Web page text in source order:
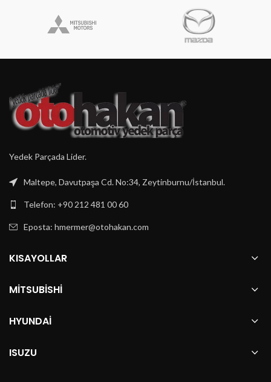
Yedek Parçada Lider.
Maltepe, Davutpaşa Cd. No:34, Zeytinburnu/İstanbul.
Telefon: +90 212 481 00 60
Eposta: hmermer@otohakan.com
KISAYOLLAR
MITSUBISHI
HYUNDAI
ISUZU